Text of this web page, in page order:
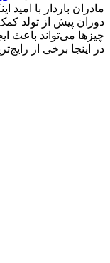
مادران باردار با امید
دوران پیش از تولد
چیزها می‌تواند باعث
در اینجا برخی از